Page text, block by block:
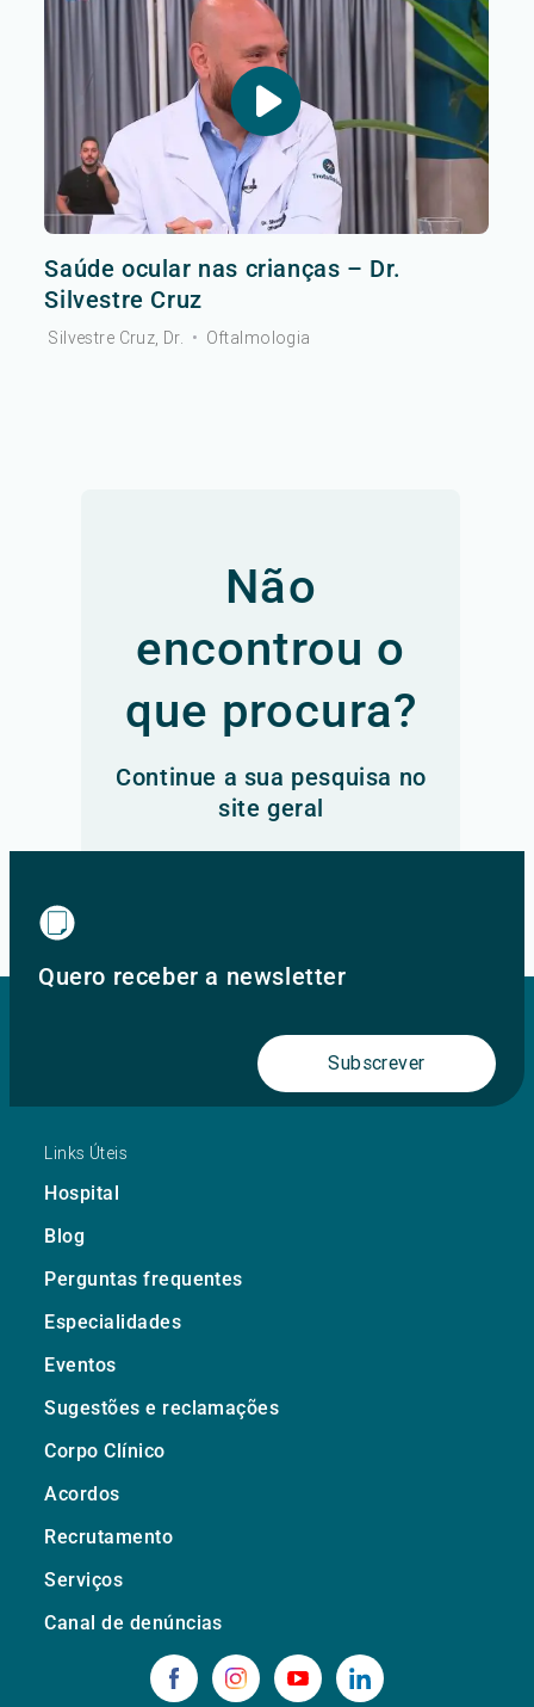
Saúde ocular nas crianças – Dr.
Silvestre Cruz
Silvestre Cruz, Dr. • Oftalmologia
Não
encontrou o
que procura?
Continue a sua pesquisa no
site geral
Quero receber a newsletter
Subscrever
Links Úteis
Hospital
Blog
Perguntas frequentes
Especialidades
Eventos
Sugestões e reclamações
Corpo Clínico
Acordos
Recrutamento
Serviços
Canal de denúncias